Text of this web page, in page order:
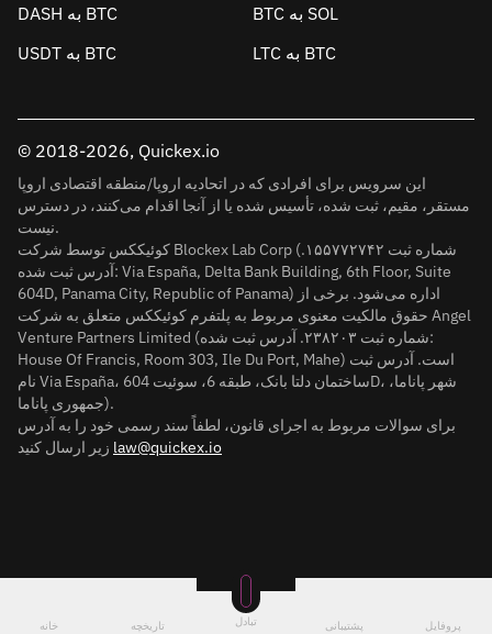
DASH به BTC
BTC به SOL
USDT به BTC
LTC به BTC
© 2018-2026, Quickex.io
این سرویس برای افرادی که در اتحادیه اروپا/منطقه اقتصادی اروپا
مستقر، مقیم، ثبت شده، تأسیس شده یا از آنجا اقدام می‌کنند، در دسترس
نیست.
کوئیککس توسط شرکت Blockex Lab Corp (شماره ثبت ۱۵۵۷۷۲۷۴۲.
آدرس ثبت شده: Via España, Delta Bank Building, 6th Floor, Suite
604D, Panama City, Republic of Panama) اداره می‌شود. برخی از
حقوق مالکیت معنوی مربوط به پلتفرم کوئیککس متعلق به شرکت Angel
Venture Partners Limited (شماره ثبت ۲۳۸۲۰۳. آدرس ثبت شده:
House Of Francis, Room 303, Ile Du Port, Mahe) است. آدرس ثبت
نام Via España، ساختمان دلتا بانک، طبقه 6، سوئیت 604D، شهر پاناما،
جمهوری پاناما).
برای سوالات مربوط به اجرای قانون، لطفاً سند رسمی خود را به آدرس
law@quickex.io
خانه تاریخچه تبادل پشتیبانی پروفایل